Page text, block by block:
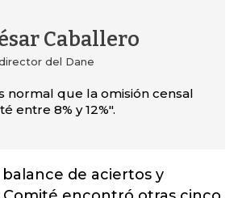
Caballero
del Dane
normal que la omisión censal
entre 8% y 12%".
de aciertos y